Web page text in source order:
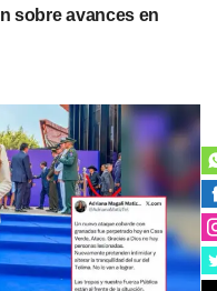
sobre avances en